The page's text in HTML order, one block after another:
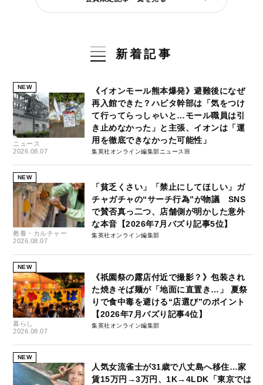
新着記事
NEW
ニュース
2026.08.07
《イオンモール熊本爆発》避難後になぜ
再入館できた？ハビタ幹部は「気をつけ
て行ってらっしゃいと…モール職員は引
き止めなかった」と主張、イオンは「運
用を徹底できなかった可能性」
集英社オンライン編集部ニュース班
NEW
教養・カルチャー
2026.08.07
「貧乏くさい」「禁止にしてほしい」ガ
チャガチャの“サーチ行為”が物議 SNS
で賛否真っ二つ、店舗側が明かした意外
な本音【2026年7月バズり記事5位】
集英社オンライン編集部
NEW
暮らし
2026.08.07
《祇園祭の露店付近で撮影？》包装され
た焼きそば麺が「地面に直置き…」 夏祭
りで食中毒を避ける“店選び”のポイント
【2026年7月バズり記事4位】
集英社オンライン編集部
NEW
人気女流雀士が31歳で八丈島へ移住…家
賃15万円→3万円、1K→4LDK「東京では